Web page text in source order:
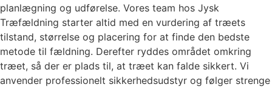
planlægning og udførelse. Vores team hos Jysk
Træfældning starter altid med en vurdering af træets
tilstand, størrelse og placering for at finde den bedste
metode til fældning. Derefter ryddes området omkring
træet, så der er plads til, at træet kan falde sikkert. Vi
anvender professionelt sikkerhedsudstyr og følger strenge